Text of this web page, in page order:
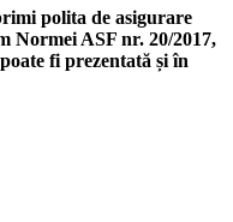
polita de asigurare
Normei ASF nr. 20/2017,
fi prezentată și în